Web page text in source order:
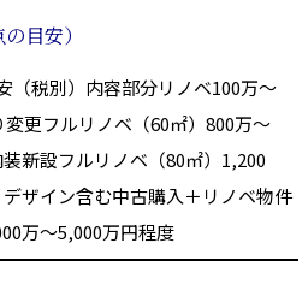
目安）
（税別）内容部分リノベ100万〜
更フルリノベ（60㎡）800万〜
新設フルリノベ（80㎡）1,200
ザイン含む中古購入＋リノベ物件
万〜5,000万円程度